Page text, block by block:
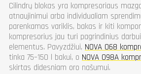
Cilindrų blokas yra kompresoriaus
atnaujinimui arba individualiam
parenkamas variklis, bakas ir kiti
kompresorius jau turi pagrindinius
elementus. Pavyzdžiui, NOVA 068
tinka 75–150 l bakui, o NOVA 098A
skirtas didesniam oro našumui.